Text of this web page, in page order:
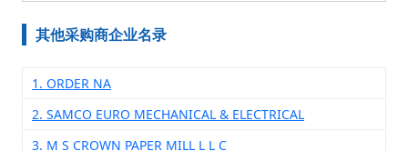
其他采购商企业名录
1. ORDER NA
2. SAMCO EURO MECHANICAL & ELECTRICAL
3. M S CROWN PAPER MILL L L C